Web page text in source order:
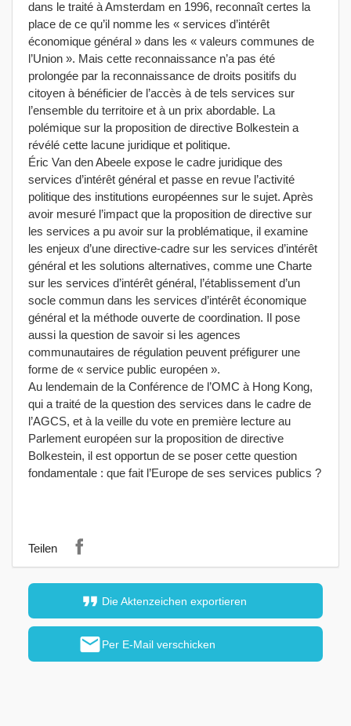
format_quote Die Aktenzeichen exportieren
mailPer E-Mail verschicken
dans le traité à Amsterdam en 1996, reconnaît certes la
place de ce qu’il nomme les « services d’intérêt
économique général » dans les « valeurs communes de
l’Union ». Mais cette reconnaissance n’a pas été
prolongée par la reconnaissance de droits positifs du
citoyen à bénéficier de l’accès à de tels services sur
l’ensemble du territoire et à un prix abordable. La
polémique sur la proposition de directive Bolkestein a
révélé cette lacune juridique et politique.
Éric Van den Abeele expose le cadre juridique des
services d’intérêt général et passe en revue l’activité
politique des institutions européennes sur le sujet. Après
avoir mesuré l’impact que la proposition de directive sur
les services a pu avoir sur la problématique, il examine
les enjeux d’une directive-cadre sur les services d’intérêt
général et les solutions alternatives, comme une Charte
sur les services d’intérêt général, l’établissement d’un
socle commun dans les services d’intérêt économique
général et la méthode ouverte de coordination. Il pose
aussi la question de savoir si les agences
communautaires de régulation peuvent préfigurer une
forme de « service public européen ».
Au lendemain de la Conférence de l’OMC à Hong Kong,
qui a traité de la question des services dans le cadre de
l’AGCS, et à la veille du vote en première lecture au
Parlement européen sur la proposition de directive
Bolkestein, il est opportun de se poser cette question
fondamentale : que fait l’Europe de ses services publics ?
Teilen